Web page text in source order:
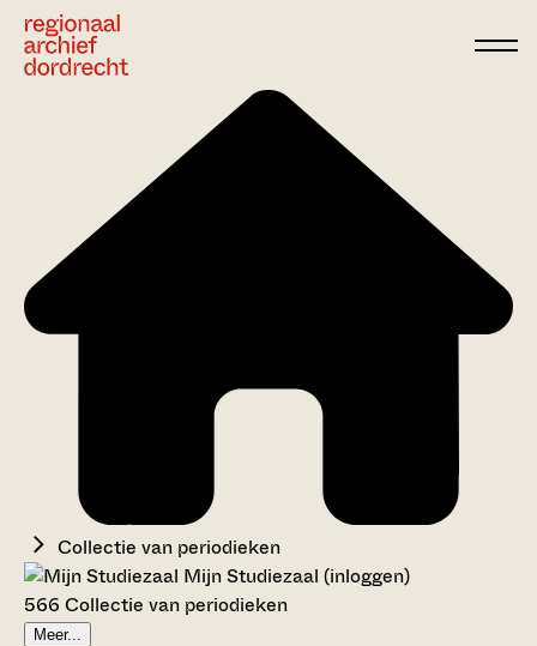
Collectie van periodieken
Mijn Studiezaal (inloggen)
566 Collectie van periodieken
Meer...